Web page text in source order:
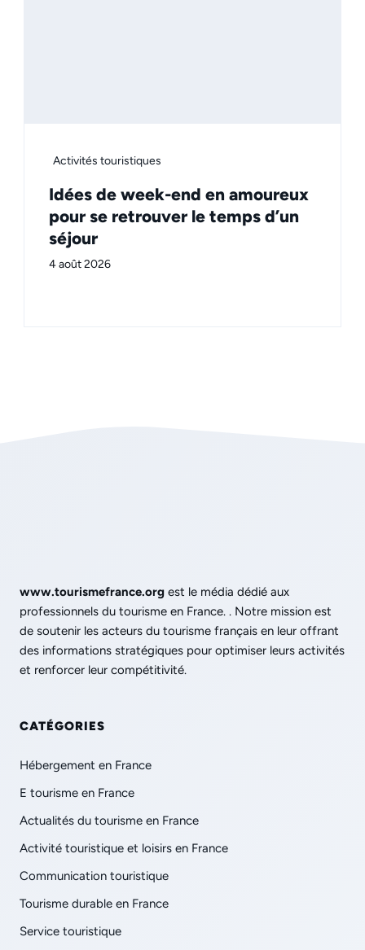
Activités touristiques
Idées de week-end en amoureux
pour se retrouver le temps d’un
séjour
4 août 2026
www.tourismefrance.org est le média dédié aux
professionnels du tourisme en France. . Notre mission est
de soutenir les acteurs du tourisme français en leur offrant
des informations stratégiques pour optimiser leurs activités
et renforcer leur compétitivité.
CATÉGORIES
Hébergement en France
E tourisme en France
Actualités du tourisme en France
Activité touristique et loisirs en France
Communication touristique
Tourisme durable en France
Service touristique